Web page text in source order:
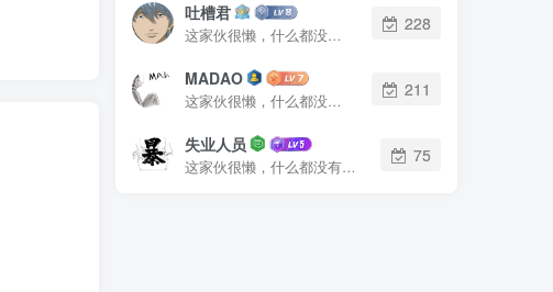
吐槽君
这家伙很懒，什么都没有写...
228
MADAO
这家伙很懒，什么都没有写...
211
失业人员
这家伙很懒，什么都没有写...
75